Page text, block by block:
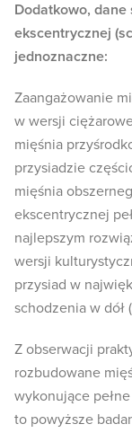
Dodatkowo,
ekscentrycznej
jednoznaczne:
Zaangażowanie
w wersji
mięśnia
przysiadzie
mięśnia
ekscentrycznej
najlepszym
wersji
przysiad w
schodzenia w dół
Z obserwacji
rozbudowane
wykonujące
to powyższe